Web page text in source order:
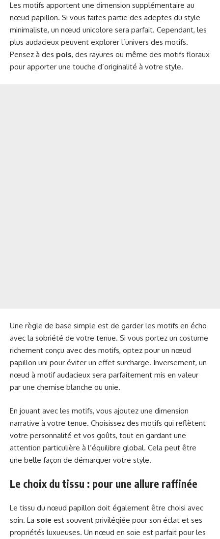
Les motifs apportent une dimension supplémentaire au
nœud papillon. Si vous faites partie des adeptes du style
minimaliste, un nœud unicolore sera parfait. Cependant, les
plus audacieux peuvent explorer l’univers des motifs.
Pensez à des pois, des rayures ou même des motifs floraux
pour apporter une touche d’originalité à votre style.
Une règle de base simple est de garder les motifs en écho
avec la sobriété de votre tenue. Si vous portez un costume
richement conçu avec des motifs, optez pour un nœud
papillon uni pour éviter un effet surcharge. Inversement, un
nœud à motif audacieux sera parfaitement mis en valeur
par une chemise blanche ou unie.
En jouant avec les motifs, vous ajoutez une dimension
narrative à votre tenue. Choisissez des motifs qui reflètent
votre personnalité et vos goûts, tout en gardant une
attention particulière à l’équilibre global. Cela peut être
une belle façon de démarquer votre style.
Le choix du tissu : pour une allure raffinée
Le tissu du nœud papillon doit également être choisi avec
soin. La soie est souvent privilégiée pour son éclat et ses
propriétés luxueuses. Un nœud en soie est parfait pour les